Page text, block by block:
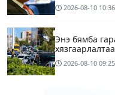
2026-08-10 10:36
Энэ бямба
2026-08-10 09:25